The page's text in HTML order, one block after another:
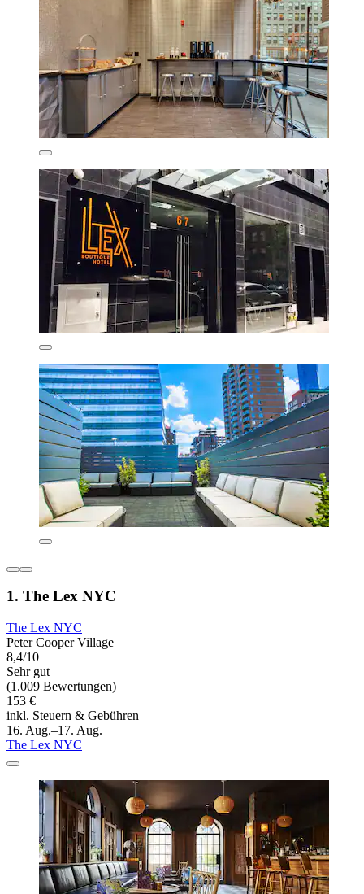
1. The Lex NYC
The Lex NYC
Peter Cooper Village
8,4/10
Sehr gut
(1.009 Bewertungen)
153 €
inkl. Steuern & Gebühren
16. Aug.–17. Aug.
The Lex NYC